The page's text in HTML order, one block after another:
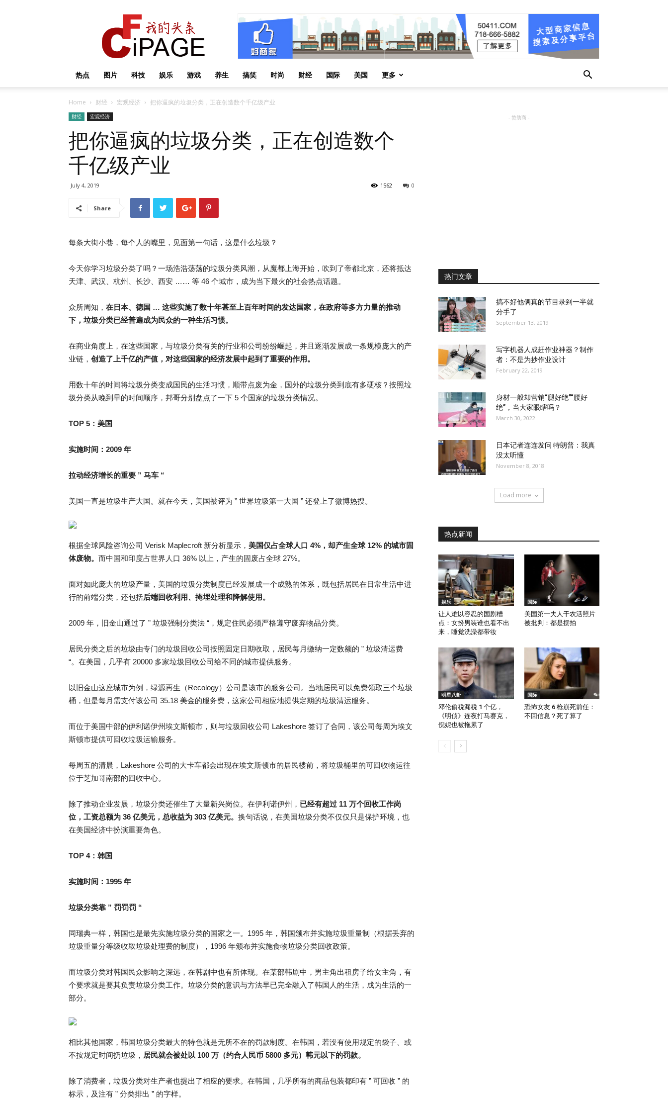
热点 图片 科技 娱乐 游戏 养生 搞笑 时尚 财经 国际 美国 更多
Home 财经 宏观经济 把你逼疯的垃圾分类，正在创造数个千亿级产业
财经 宏观经济
把你逼疯的垃圾分类，正在创造数个
千亿级产业
July 4, 2019 0
1562
Share
每条大街小巷，每个人的嘴里，见面第一句话，这是什么垃圾？
今天你学习垃圾分类了吗？一场浩浩荡荡的垃圾分类风潮，从魔都上海开始，吹到了帝都北京，还将抵达
天津、武汉、杭州、长沙、西安 …… 等 46 个城市，成为当下最火的社会热点话题。
众所周知， 在日本、德国 … 这些实施了数十年甚至上百年时间的发达国家，在政府等多方力量的推动
下，垃圾分类已经普遍成为民众的一种生活习惯。
在商业角度上，在这些国家，与垃圾分类有关的行业和公司纷纷崛起，并且逐渐发展成一条规模庞大的产
业链， 创造了上千亿的产值，对这些国家的经济发展中起到了重要的作用。
用数十年的时间将垃圾分类变成国民的生活习惯，顺带点废为金，国外的垃圾分类到底有多硬核？按照垃
圾分类从晚到早的时间顺序，邦哥分别盘点了一下 5 个国家的垃圾分类情况。
TOP 5： 美国
实施时间：2009 年
拉动经济增长的重要 ” 马车 “
美国一直是垃圾生产大国。就在今天，美国被评为 ” 世界垃圾第一大国 ” 还登上了微博热搜。
根据全球风险咨询公司 Verisk Maplecroft 新分析显示， 美国仅占全球人口 4%，却产生全球 12% 的城市固
体废物。 而中国和印度占世界人口 36% 以上，产生的固废占全球 27%。
面对如此庞大的垃圾产量，美国的垃圾分类制度已经发展成一个成熟的体系，既包括居民在日常生活中进
行的前端分类，还包括后端回收利用、掩埋处理和降解使用。
2009 年，旧金山通过了 ” 垃圾强制分类法 “，规定住民必须严格遵守废弃物品分类。
居民分类之后的垃圾由专门的垃圾回收公司按照固定日期收取，居民每月缴纳一定数额的 ” 垃圾清运费
“。在美国，几乎有 20000 多家垃圾回收公司给不同的城市提供服务。
以旧金山这座城市为例，绿源再生（Recology）公司是该市的服务公司。当地居民可以免费领取三个垃圾
桶，但是每月需支付该公司 35.18 美金的服务费，这家公司相应地提供定期的垃圾清运服务。
而位于美国中部的伊利诺伊州埃文斯顿市，则与垃圾回收公司 Lakeshore 签订了合同，该公司每周为埃文
斯顿市提供可回收垃圾运输服务。
每周五的清晨，Lakeshore 公司的大卡车都会出现在埃文斯顿市的居民楼前，将垃圾桶里的可回收物运往
位于芝加哥南部的回收中心。
除了推动企业发展，垃圾分类还催生了大量新兴岗位。在伊利诺伊州， 已经有超过 11 万个回收工作岗
位，工资总额为 36 亿美元，总收益为 303 亿美元。 换句话说，在美国垃圾分类不仅仅只是保护环境，也
在美国经济中扮演重要角色。
TOP 4： 韩国
实施时间：1995 年
垃圾分类靠 ” 罚罚罚 “
同瑞典一样，韩国也是最先实施垃圾分类的国家之一。1995 年，韩国颁布并实施垃圾重量制（根据丢弃的
垃圾重量分等级收取垃圾处理费的制度），1996 年颁布并实施食物垃圾分类回收政策。
而垃圾分类对韩国民众影响之深远，在韩剧中也有所体现。在某部韩剧中，男主角出租房子给女主角，有
个要求就是要其负责垃圾分类工作。垃圾分类的意识与方法早已完全融入了韩国人的生活，成为生活的一
部分。
相比其他国家，韩国垃圾分类最大的特色就是无所不在的罚款制度。在韩国，若没有使用规定的袋子、或
不按规定时间扔垃圾， 居民就会被处以 100 万（约合人民币 5800 多元）韩元以下的罚款。
除了消费者，垃圾分类对生产者也提出了相应的要求。在韩国，几乎所有的商品包装都印有 ” 可回收 ” 的
标示，及注有 ” 分类排出 ” 的字样。
- 赞助商 -
热门文章
搞不好他俩真的节目录到一半就
分手了
September 13, 2019
写字机器人成赶作业神器？制作
者：不是为抄作业设计
February 22, 2019
身材一般却营销“腿好绝”“腰好
绝”，当大家眼瞎吗？
March 30, 2022
日本记者连连发问 特朗普：我真
没太听懂
November 8, 2018
Load more
热点新闻
娱乐
让人难以容忍的国剧槽
点：女扮男装谁也看不出
来，睡觉洗澡都带妆
国际
美国第一夫人干农活照片
被批判：都是摆拍
明星八卦
邓伦偷税漏税 1 个亿，
《明侦》连夜打马赛克，
倪妮也被拖累了
国际
恐怖女友 6 枪崩死前任：
不回信息？死了算了